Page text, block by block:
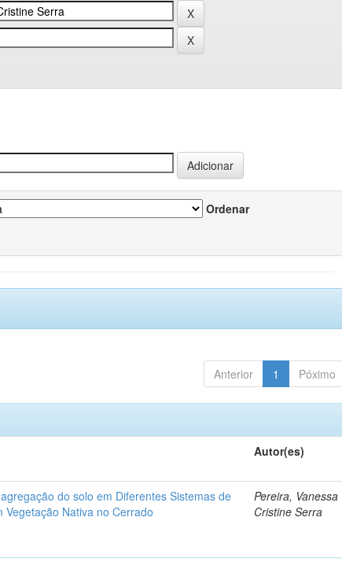
Ordenar
Anterior 1 Póximo
Autor(es)
do solo em Diferentes Sistemas de
Nativa no Cerrado
Pereira, Vanessa
Cristine Serra